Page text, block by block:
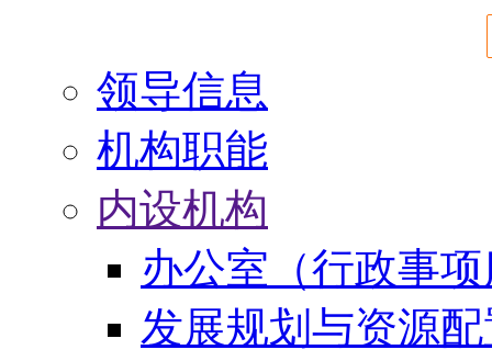
领导信息
机构职能
内设机构
办公室（行政事
发展规划与资源